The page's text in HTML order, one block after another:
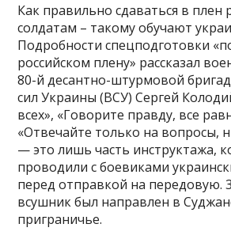
Как правильно сдаваться в плен
солдатам – такому обучают
Подробности спецподготовки
российском плену» рассказал
80-й десантно-штурмовой
сил Украины (ВСУ) Сергей
всех», «Говорите правду, все
«Отвечайте только на вопросы,
— это лишь часть инструктажа,
проводили с боевиками
перед отправкой на передовую.
всушник был направлен в
приграничье.